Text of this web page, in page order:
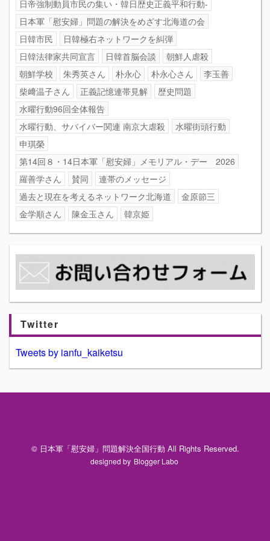
日帝強制動員市民の集い・韓日歴史正義平和行動-
日本軍「慰安婦」問題の解決をめざす北海道の会
日韓市民
日韓極右ネットワークを糾弾
日韓法律家共同宣言
日韓首脳会談
朝鮮人虐殺
朝鮮学校
朱秀英さん 朴永心 朴永心さん
李玉善
柴﨑温子さん
正義記憶連帯見解
歴史問題
水曜行動96回全体報告
水曜行動、サバイバー関連 南京大虐殺
水曜街頭行動
申琪榮
第14回８・14日本軍「慰安婦」メモリアル・デー 2026
羅善学さん
賛同
連帯のメッセージ
過去と現在を考えるネットワーク北海道
金原節三
金学順さん
陳金玉さん 韓京姫
Twitter
Tweets by ianfu_kaiketsu
© 日本軍「慰安婦」問題解決全国行動 All Rights Reserved.
designed by Blogger Labo